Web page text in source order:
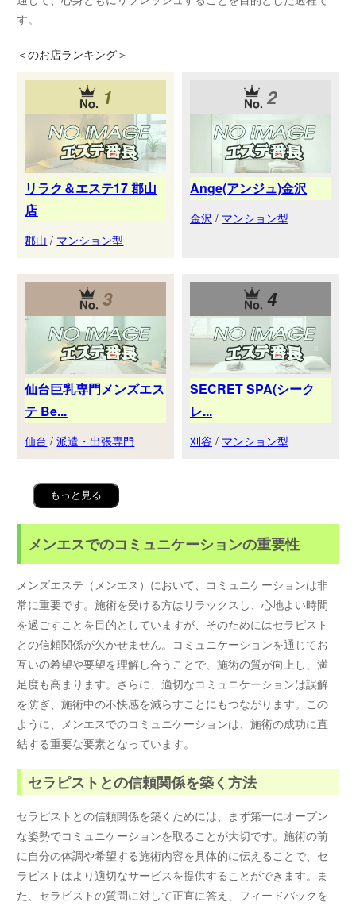
す。
＜のお店ランキング＞
1
リラク＆エステ17 郡山
店
郡山 / マンション型
2
Ange(アンジュ)金沢
金沢 / マンション型
3
仙台巨乳専門メンズエス
テ Be...
仙台 /派遣・出張専門
4
SECRET SPA(シーク
レ...
刈谷 / マンション型
もっと見る
メンエスでのコミュニケーションの重要性
メンズエステ（メンエス）において、コミュニケーションは非
常に重要です。施術を受ける方はリラックスし、心地よい時間
を過ごすことを目的としていますが、そのためにはセラピスト
との信頼関係が欠かせません。コミュニケーションを通じてお
互いの希望や要望を理解し合うことで、施術の質が向上し、満
足度も高まります。さらに、適切なコミュニケーションは誤解
を防ぎ、施術中の不快感を減らすことにもつながります。この
ように、メンエスでのコミュニケーションは、施術の成功に直
結する重要な要素となっています。
セラピストとの信頼関係を築く方法
セラピストとの信頼関係を築くためには、まず第一にオープン
な姿勢でコミュニケーションを取ることが大切です。施術の前
に自分の体調や希望する施術内容を具体的に伝えることで、セ
ラピストはより適切なサービスを提供することができます。ま
た、セラピストの質問に対して正直に答え、フィードバックを